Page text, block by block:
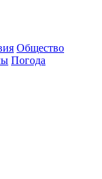
Общество
Погода